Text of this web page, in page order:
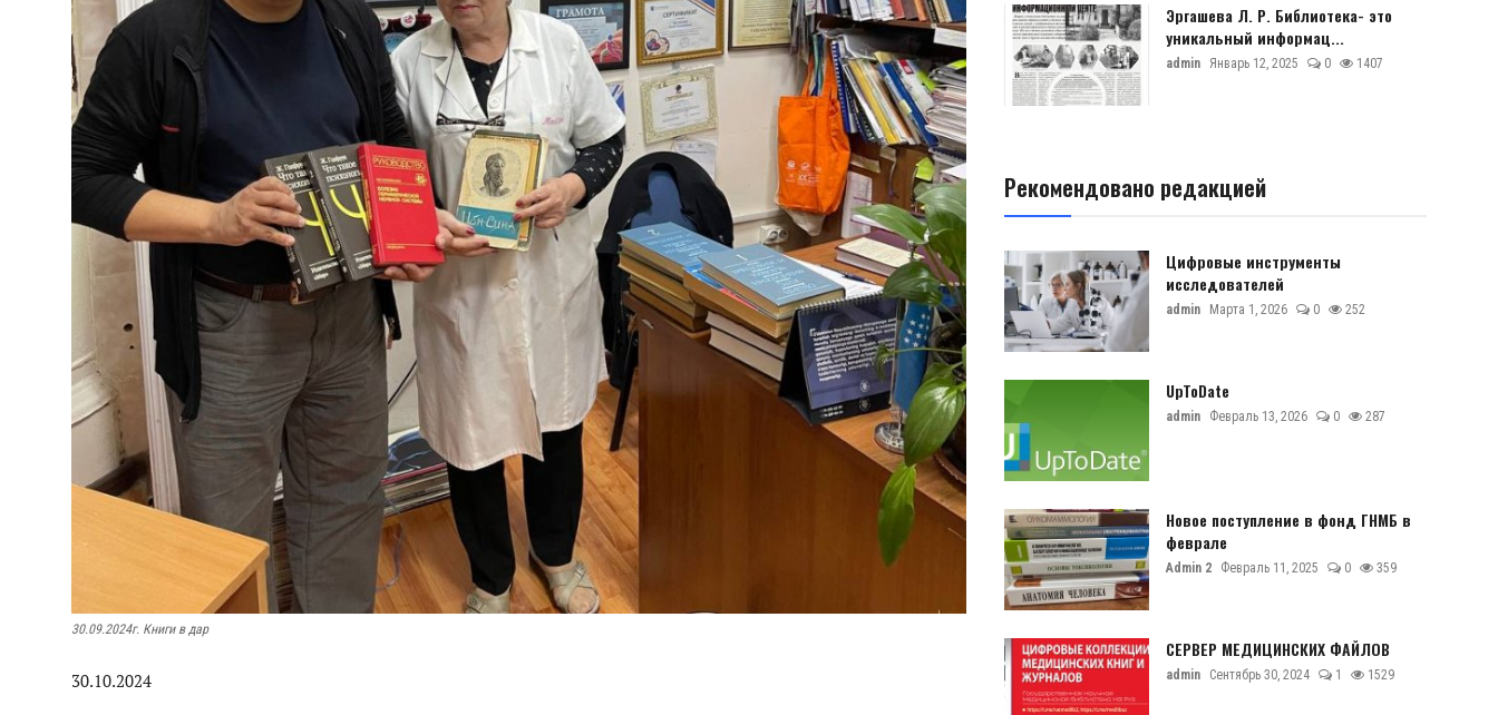
Русский
30.09.2024г. Книги в дар
30.10.2024
Эргашева Л. Р. Библиотека- это
уникальный информац...
admin Январь 12, 2025 0 1407
Рекомендовано редакцией
Цифровые инструменты
исследователей
admin Марта 1, 2026 0 252
UpToDate
admin Февраль 13, 2026 0 287
Новое поступление в фонд ГНМБ в
феврале
Admin 2 Февраль 11, 2025 0 359
СЕРВЕР МЕДИЦИНСКИХ ФАЙЛОВ
admin Сентябрь 30, 2024 1 1529